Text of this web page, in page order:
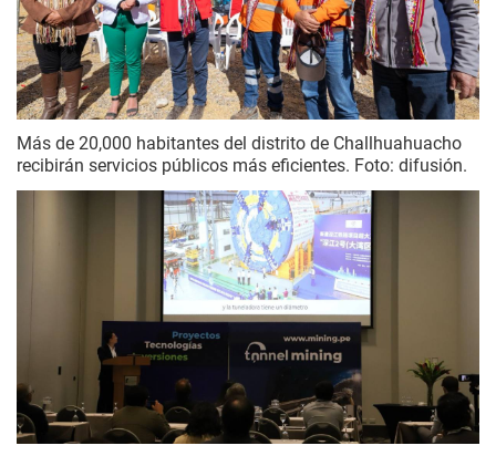
Más de 20,000 habitantes del distrito de Challhuahuacho
recibirán servicios públicos más eficientes. Foto: difusión.